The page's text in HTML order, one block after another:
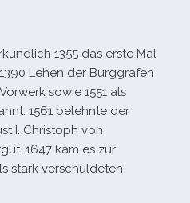
1355 das erste Mal
Lehen der Burggrafen
sowie 1551 als
1561 belehnte der
I. Christoph von
1647 kam es zur
stark ver­schul­de­ten